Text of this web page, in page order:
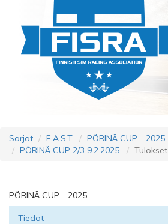
Sarjat F.A.S.T. PÖRINÄ CUP - 2025
PÖRINÄ CUP 2/3 9.2.2025.
Tulokset
PÖRINÄ CUP - 2025
Tiedot